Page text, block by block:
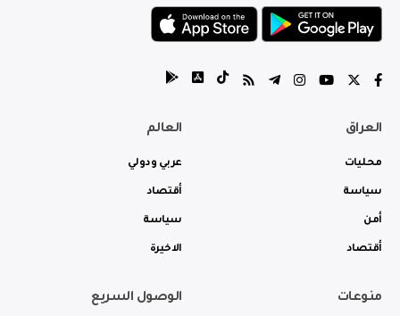
العراق
محليات
سياسة
أمن
أقتصاد
العالم
عربي ودولي
أقتصاد
سياسة
الاخيرة
منوعات الوصول السريع